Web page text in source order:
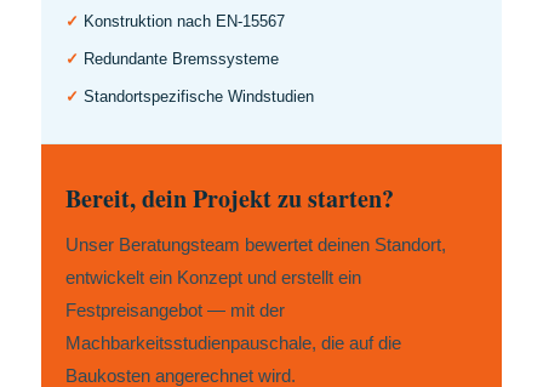
✓ Konstruktion nach EN-15567
✓ Redundante Bremssysteme
✓ Standortspezifische Windstudien
Bereit, dein Projekt zu starten?
Unser Beratungsteam bewertet deinen Standort,
entwickelt ein Konzept und erstellt ein
Festpreisangebot — mit der
Machbarkeitsstudienpauschale, die auf die
Baukosten angerechnet wird.